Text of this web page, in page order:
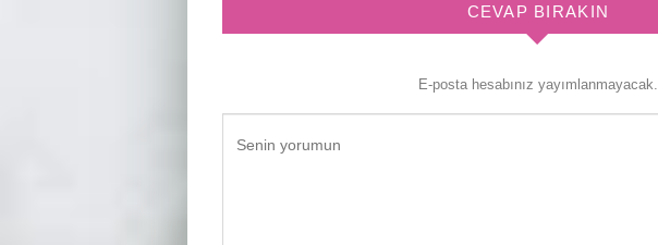
CEVAP BIRAKIN
E-posta hesabınız yayımlanmayacak.